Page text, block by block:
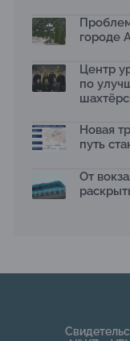
2026 принимает
13.07.2026
темой новой
13.07.2026
Қазақстан»:
отходам
08.07.2026
Ко Дню столицы
общественных
06.07.2026
МЧС усилило
На
городе
Центр
по
Новая
путь
От